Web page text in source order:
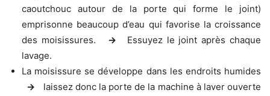
caoutchouc autour de la porte qui forme le joint)
emprisonne beaucoup d’eau qui favorise la croissance
des moisissures. -> Essuyez le joint après chaque
lavage.
La moisissure se développe dans les endroits humides
->
laissez donc la porte de la machine à laver ouverte